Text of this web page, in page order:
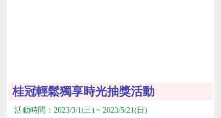
桂冠輕鬆獨享時光抽獎活動
活動時間：2023/3/1(三) ~ 2023/5/21(日)